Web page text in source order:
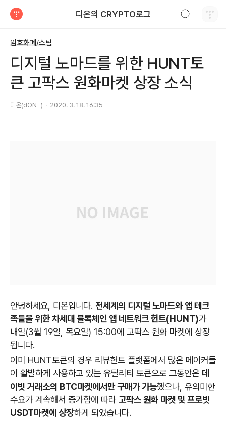
디온의 CRYPTO로그
암호화폐/스팀
디지털 노마드를 위한 HUNT토
큰 고팍스 원화마켓 상장 소식
디온(dONΞ) 2020. 3. 18. 16:35
안녕하세요, 디온입니다. 전세계의 디지털 노마드와 앱 테크
족들을 위한 차세대 블록체인 앱 네트워크 헌트(HUNT)가
내일(3월 19일, 목요일) 15:00에 고팍스 원화 마켓에 상장
됩니다.
이미 HUNT토큰의 경우 리뷰헌트 플랫폼에서 많은 메이커들
이 활발하게 사용하고 있는 유틸리티 토큰으로 그동안은 데
이빗 거래소의 BTC마켓에서만 구매가 가능했으나, 유의미한
수요가 계속해서 증가함에 따라 고팍스 원화 마켓 및 프로빗
USDT마켓에 상장하게 되었습니다.